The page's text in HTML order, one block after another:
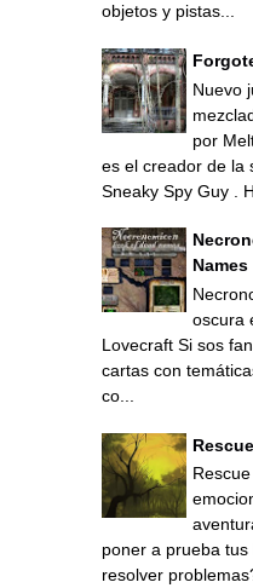
objetos y pistas...
Nuevo
por
es el creador de la
Sneaky Spy Guy .
Names
oscura
Lovecraft Si sos
cartas con
co...
poner a prueba
resolver